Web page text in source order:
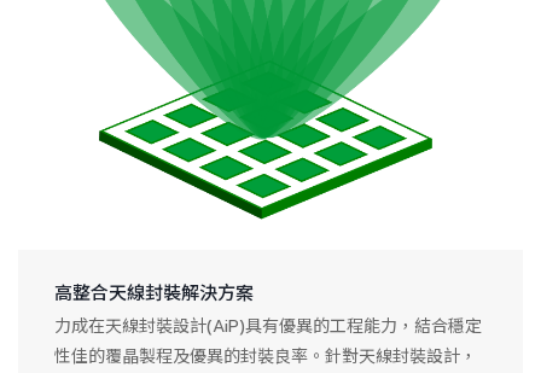
高整合天線封裝解決方案
力成在天線封裝設計(AiP)具有優異的工程能力，結合穩定
性佳的覆晶製程及優異的封裝良率。針對天線封裝設計，